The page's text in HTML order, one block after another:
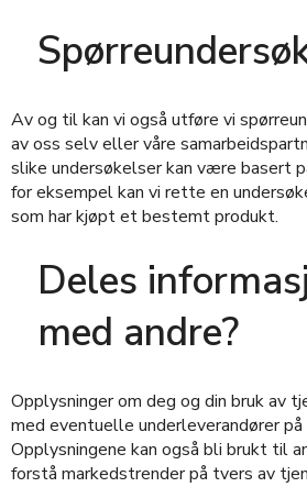
Av og til kan vi også utføre vi
av oss selv eller våre
slike undersøkelser kan være basert
for eksempel kan vi rette en
som har kjøpt et bestemt produkt.
Deles
med andre?
Opplysninger om deg og din bruk av
med eventuelle underleverandører
Opplysningene kan også bli brukt til
forstå markedstrender på tvers av